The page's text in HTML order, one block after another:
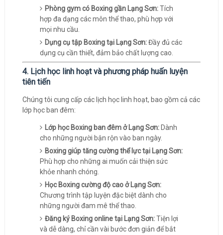
Phòng gym có Boxing gần Lạng Sơn:Tích
hợp đa dạng các môn thể thao, phù hợp với
mọi nhu cầu.
Dụng cụ tập Boxing tại Lạng Sơn:Đầy đủ các
dụng cụ cần thiết, đảm bảo chất lượng cao.
4. Lịch học linh hoạt và phương pháp huấn luyện
tiên tiến
Chúng tôi cung cấp các lịch học linh hoạt, bao gồm cả các
lớp học ban đêm:
Lớp học Boxing ban đêm ở Lạng Sơn:Dành
cho những người bận rộn vào ban ngày.
Boxing giúp tăng cường thể lực tại Lạng Sơn:
Phù hợp cho những ai muốn cải thiện sức
khỏe nhanh chóng.
Học Boxing cường độ cao ở Lạng Sơn:
Chương trình tập luyện đặc biệt dành cho
những người đam mê thể thao.
Đăng ký Boxing online tại Lạng Sơn:Tiện lợi
và dễ dàng, chỉ cần vài bước đơn giản để bắt